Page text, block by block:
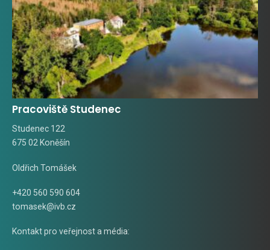
Pracoviště Studenec
Studenec 122
675 02 Koněšín
Oldřich Tomášek
+420 560 590 604
tomasek@ivb.cz
Kontakt pro veřejnost a média: